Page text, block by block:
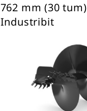
762 mm (30 tum)
Industribit